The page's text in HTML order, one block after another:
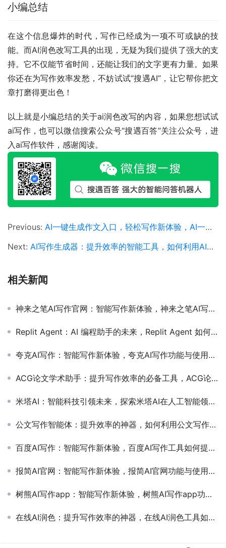
小编总结
在这个信息爆炸的时代，写作已经成为一项不可或缺的技
能。而AI润色改写工具的出现，无疑为我们提供了强大的支
持。它不仅能节省时间，还能让我们的文字更有力量。如果
你还在为写作效率发愁，不妨试试“搜遇AI”，让它帮你把文
章打磨得更出色！
以上就是小编总结的关于ai润色改写的内容，如果您想试试
ai写作，也可以微信搜索公众号“搜遇百答”关注公众号，进
入ai写作软件，感谢阅读。
Previous: AI一键生成作文入口，轻松写作新体验，AI一键生成作文入口的使用方法与优势
Next: AI写作生成器：提升效率的智能工具，如何利用AI写作生成器提高内容创作效率
相关新闻
神来之笔AI写作官网：智能写作新体验，神来之笔AI写作官网功能与使用教程
Replit Agent：AI 编程助手的未来，Replit Agent 如何改变开发者的工作方式
夸克AI写作：智能写作新体验，夸克AI写作功能与使用技巧全解析
ACG论文学术助手：提升写作效率的必备工具，ACG论文学术助手如何帮助学生高效完成论文
米塔AI：智能科技引领未来，探索米塔AI在人工智能领域的应用与创新
公文写作智能体：提升效率的神器，如何利用公文写作智能体提高办公效率
百度AI写作：智能写作新体验，百度AI写作工具如何提升写作效率
报简AI官网：智能写作新体验，报简AI官网功能与使用教程详解
树熊AI写作app：智能写作新体验，树熊AI写作app功能与使用教程详解
在线AI润色：提升写作效率的神器，在线AI润色工具如何提升文章质量与写作效率